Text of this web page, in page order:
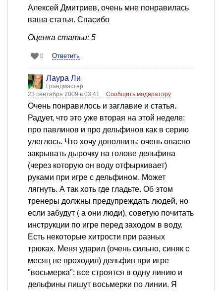
Алексей Дмитриев, очень мне понравилась
ваша статья. Спасибо
Оценка статьи: 5
0 Ответить
Лаура Ли
Грандмастер
23 сентября 2009 в 03:41
Сообщить модератору
Очень понравилось и заглавие и статья.
Радует, что это уже вторая на этой неделе:
про павлинов и про дельфинов как в серию
улеглось. Что хочу дополнить: очень опасно
закрывать дырочку на голове дельфина
(через которую он воду отфыркивает)
руками при игре с дельфином. Может
лягнуть. А так хоть где гладьте. Об этом
тренеры должны предупреждать людей, но
если забудут ( а они люди), советую почитать
инструкции по игре перед заходом в воду.
Есть некоторые хитрости при разных
трюках. Меня ударил (очень сильно, синяк с
месяц не проходил) дельфин при игре
"восьмерка": все строятся в одну линию и
дельфины пишут восьмерки по линии. Я